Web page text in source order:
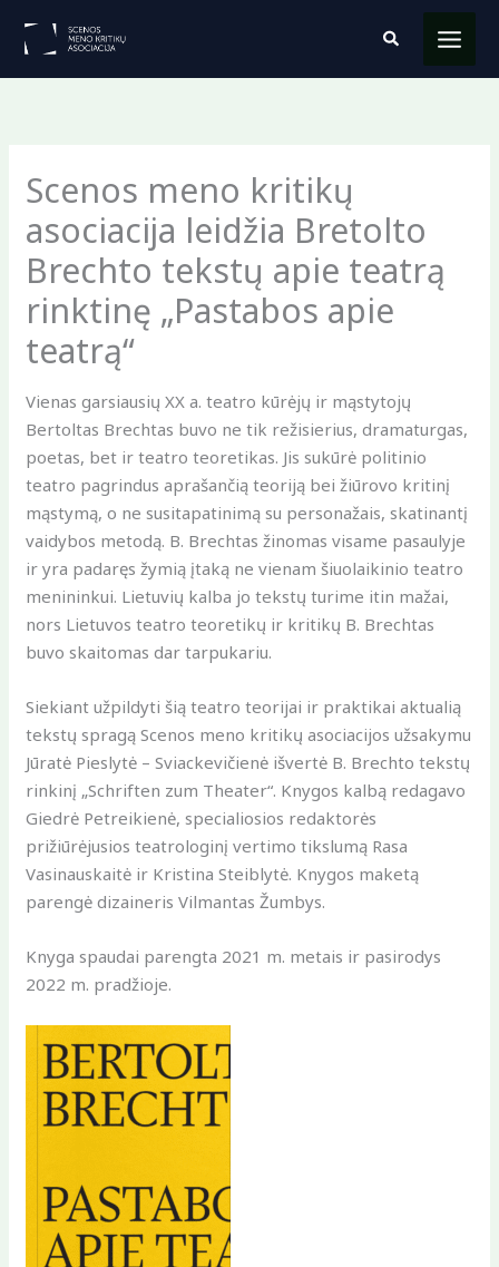
prie
Paieška
Scenos meno kritikų
asociacija leidžia Bretolto
Brechto tekstų apie teatrą
rinktinę „Pastabos apie
teatrą“
Vienas garsiausių XX a. teatro kūrėjų ir mąstytojų
Bertoltas Brechtas buvo ne tik režisierius, dramaturgas,
poetas, bet ir teatro teoretikas. Jis sukūrė politinio
teatro pagrindus aprašančią teoriją bei žiūrovo kritinį
mąstymą, o ne susitapatinimą su personažais, skatinantį
vaidybos metodą. B. Brechtas žinomas visame pasaulyje
ir yra padaręs žymią įtaką ne vienam šiuolaikinio teatro
menininkui. Lietuvių kalba jo tekstų turime itin mažai,
nors Lietuvos teatro teoretikų ir kritikų B. Brechtas
buvo skaitomas dar tarpukariu.
Siekiant užpildyti šią teatro teorijai ir praktikai aktualią
tekstų spragą Scenos meno kritikų asociacijos užsakymu
Jūratė Pieslytė – Sviackevičienė išvertė B. Brechto tekstų
rinkinį „Schriften zum Theater“. Knygos kalbą redagavo
Giedrė Petreikienė, specialiosios redaktorės
prižiūrėjusios teatrologinį vertimo tikslumą Rasa
Vasinauskaitė ir Kristina Steiblytė. Knygos maketą
parengė dizaineris Vilmantas Žumbys.
Knyga spaudai parengta 2021 m. metais ir pasirodys
2022 m. pradžioje.